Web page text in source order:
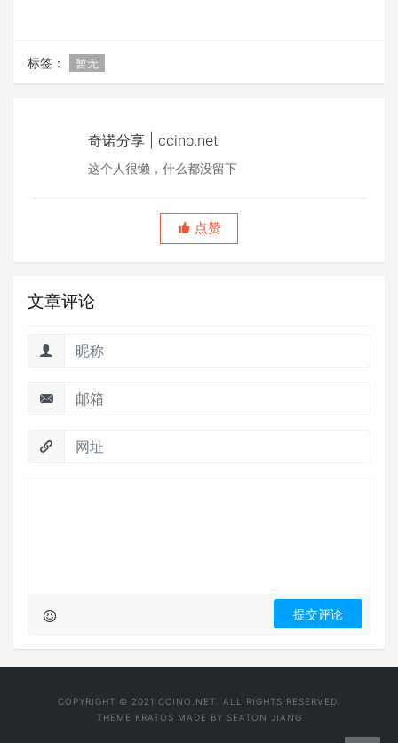
标签： 暂无
奇诺分享 | ccino.net
这个人很懒，什么都没留下
点赞
文章评论
COPYRIGHT © 2021 CCINO.NET. ALL RIGHTS RESERVED.
THEME KRATOS MADE BY SEATON JIANG